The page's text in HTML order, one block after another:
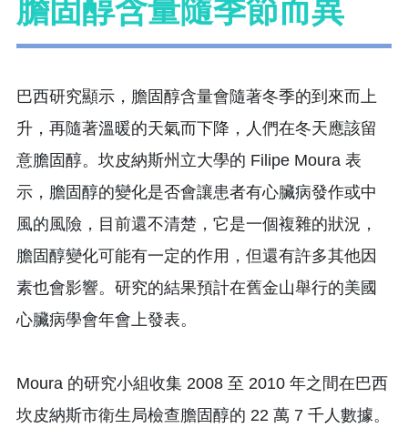
膽固醇含量隨季節而異
巴西研究顯示，膽固醇含量會隨著冬季的到來而上
升，再隨著溫暖的天氣而下降，人們在冬天應該留
意膽固醇。坎皮納斯州立大學的 Filipe Moura 表
示，膽固醇的變化是否會讓患者有心臟病發作或中
風的風險，目前還不清楚，它是一個複雜的狀況，
膽固醇變化可能有一定的作用，但還有許多其他因
素也會影響。研究的結果預計在舊金山舉行的美國
心臟病學會年會上發表。
Moura 的研究小組收集 2008 至 2010 年之間在巴西
坎皮納斯市衛生局檢查膽固醇的 22 萬 7 千人數據。